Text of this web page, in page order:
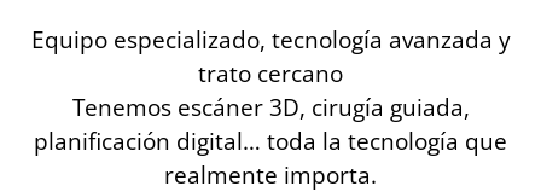
Equipo especializado, tecnología avanzada y
trato cercano
Tenemos escáner 3D, cirugía guiada,
planificación digital… toda la tecnología que
realmente importa.